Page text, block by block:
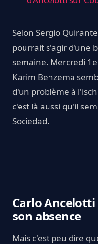
Selon Sergio
pourrait s'agir d'une
semaine. Mercredi
Karim Benzema
d'un problème à
c'est là aussi qu'il
Sociedad.
Carlo
son absence
Mais c'est peu dire